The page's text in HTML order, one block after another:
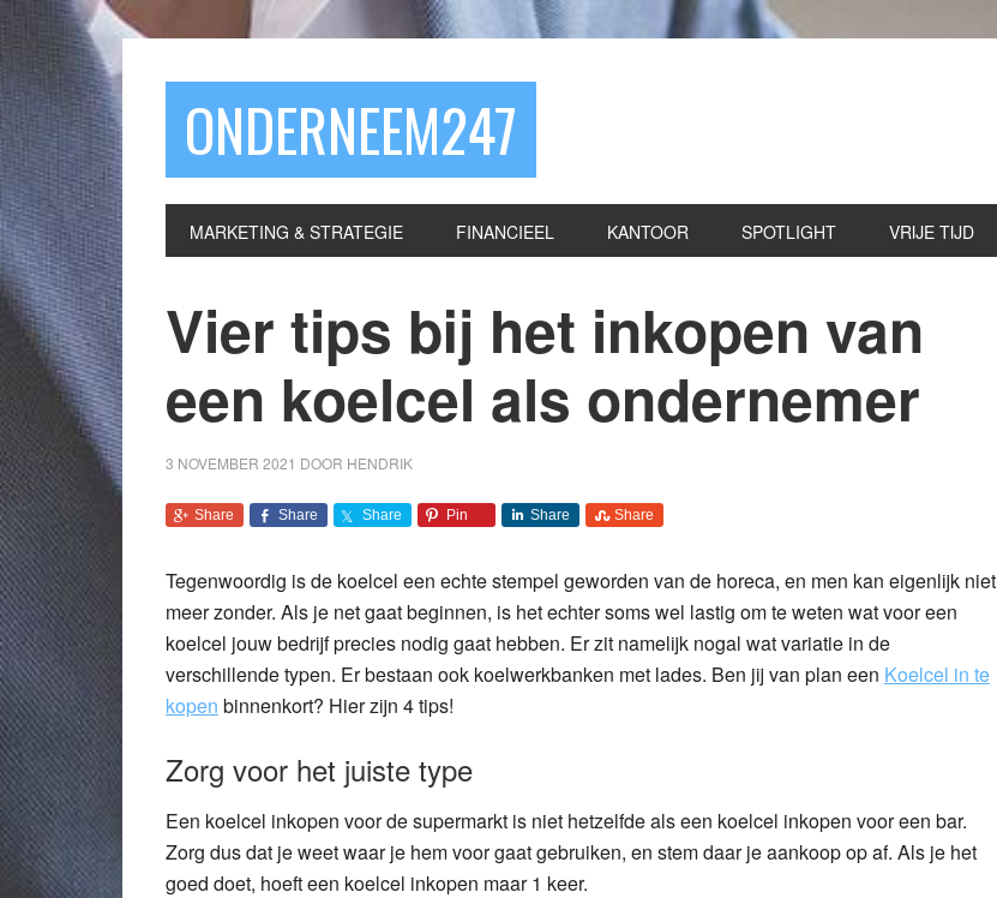
ONDERNEEM247
MARKETING & STRATEGIE FINANCIEEL KANTOOR SPOTLIGHT VRIJE TIJD
Vier tips bij het inkopen van
een koelcel als ondernemer
3 NOVEMBER 2021 DOOR HENDRIK
Share Share Share Pin Share Share
Tegenwoordig is de koelcel een echte stempel geworden van de horeca, en men kan eigenlijk niet
meer zonder. Als je net gaat beginnen, is het echter soms wel lastig om te weten wat voor een
koelcel jouw bedrijf precies nodig gaat hebben. Er zit namelijk nogal wat variatie in de
verschillende typen. Er bestaan ook koelwerkbanken met lades. Ben jij van plan een Koelcel in te
kopen binnenkort? Hier zijn 4 tips!
Zorg voor het juiste type
Een koelcel inkopen voor de supermarkt is niet hetzelfde als een koelcel inkopen voor een bar.
Zorg dus dat je weet waar je hem voor gaat gebruiken, en stem daar je aankoop op af. Als je het
goed doet, hoeft een koelcel inkopen maar 1 keer.